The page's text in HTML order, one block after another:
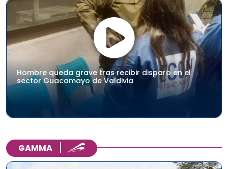
Hombre queda grave tras recibir disparo en el
sector Guacamayo de Valdivia
GAMMA